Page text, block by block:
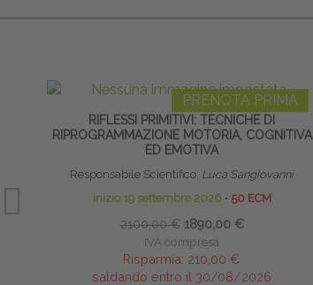
PRENOTA PRIMA
RIFLESSI PRIMITIVI: TECNICHE DI
RIPROGRAMMAZIONE MOTORIA, COGNITIVA
ED EMOTIVA
Responsabile Scientifico: Luca Sangiovanni
inizio 19 settembre 2026 ∙ 50 ECM
2100,00 € 1890,00 €
IVA compresa
Risparmia: 210,00 €
saldando entro il 30/08/2026